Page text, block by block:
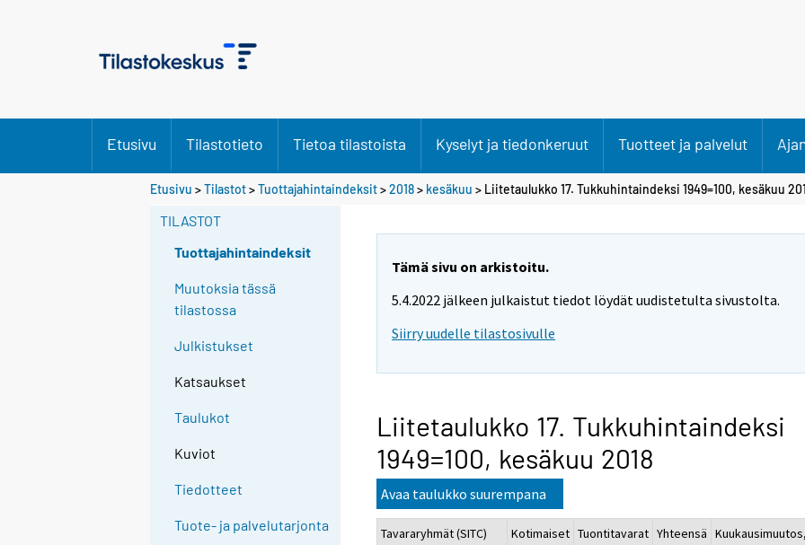
Etusivu Tilastotieto Tietoa tilastoista Kyselyt ja tiedonkeruut Tuotteet ja palvelut
Etusivu >Tilastot>Tuottajahintaindeksit>2018> kesäkuu > Liitetaulukko 17. Tukkuhintaindeksi 1949=100, kesäkuu
TILASTOT
Tuottajahintaindeksit
Muutoksia tässä
tilastossa
Julkistukset
Katsaukset
Taulukot
Kuviot
Tiedotteet
Tuote- ja palvelutarjonta
Tämä sivu on arkistoitu.
5.4.2022 jälkeen julkaistut tiedot löydät uudistetulta sivustolta.
Siirry uudelle tilastosivulle
Liitetaulukko 17. Tukkuhintaindeksi
1949=100, kesäkuu 2018
Avaa taulukko suurempana
Tavararyhmät (SITC)
Kotimaiset Tuontitavarat Yhteensä